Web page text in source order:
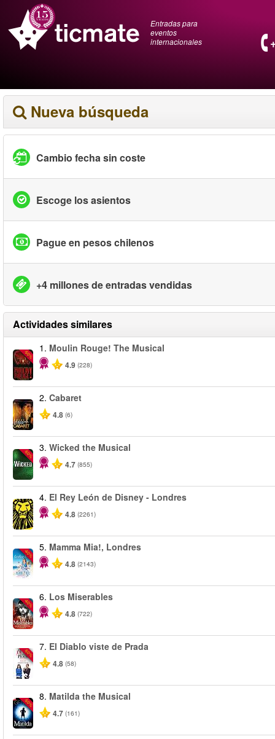
Entradas para
eventos
internacionales
Nueva búsqueda
Cambio fecha sin coste
Escoge los asientos
Pague en pesos chilenos
+4 millones de entradas vendidas
Actividades similares
-50%
1. Moulin Rouge! The Musical
4.9 (228)
2. Cabaret
4.8 (6)
-50%
3. Wicked the Musical
4.7 (855)
4. El Rey León de Disney - Londres
4.8 (2261)
-40%
5. Mamma Mia!, Londres
4.8 (2143)
-40%
6. Los Miserables
4.8 (722)
-50%
7. El Diablo viste de Prada
4.8 (58)
-50%
8. Matilda the Musical
4.7 (161)